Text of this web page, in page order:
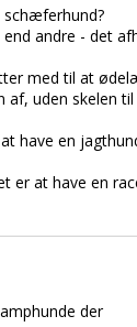
schæferhund?
andre - det
med til at
uden skelen
have en
at have en
der